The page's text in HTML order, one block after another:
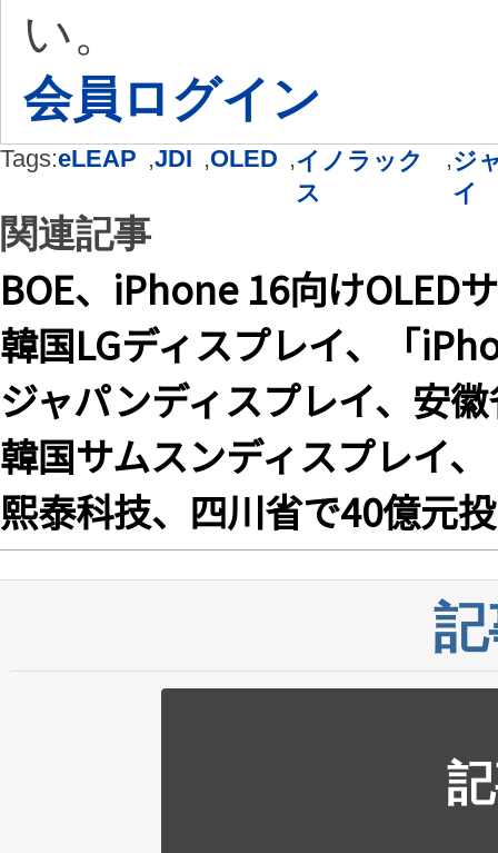
い。
会員ログイン
Tags:eLEAP ,JDI ,OLED ,イノラック
ス
,ジ
イ
関連記事
BOE、iPhone 16向けOLED
韓国LGディスプレイ、「
ジャパンディスプレイ、安
韓国サムスンディスプレイ
熙泰科技、四川省で40億元